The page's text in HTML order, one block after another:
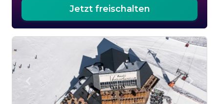
Jetzt freischalten